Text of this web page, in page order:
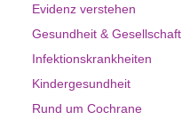
Evidenz verstehen
Gesundheit & Gesellschaft
Infektionskrankheiten
Kindergesundheit
Rund um Cochrane